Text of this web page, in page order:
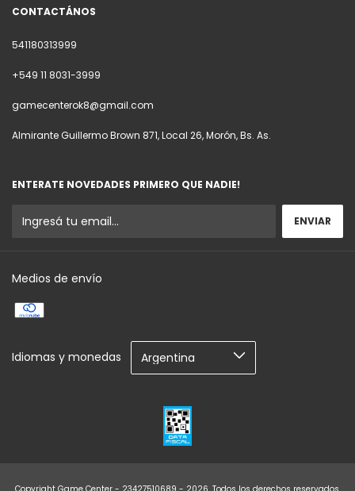
CONTACTÁNOS
541180313999
+549 11 8031-3999
gamecenterok8@gmail.com
Almirante Guillermo Brown 871, Local 26, Morón, Bs. As.
ENTERATE NOVEDADES PRIMERO QUE NADIE!
Medios de envío
Idiomas y monedas